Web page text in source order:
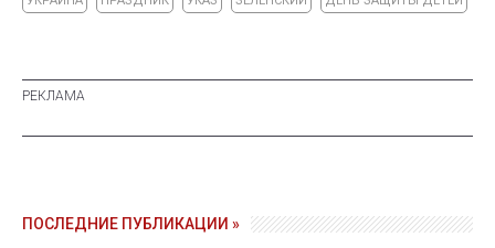
ПОСЛЕДНИЕ ПУБЛИКАЦИИ »